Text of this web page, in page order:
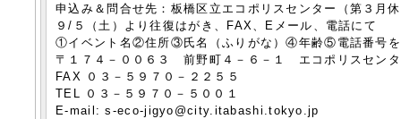
申込み＆問合せ先：板橋区立エコポリスセンター（第３月
９/５（土）より往復はがき、FAX、Eメール、電話にて
①イベント名②住所③氏名（ふりがな）④年齢⑤電話番号を
〒１７４－００６３ 前野町４－６－１ エコポリスセン
FAX ０３－５９７０－２２５５
TEL ０３－５９７０－５００１
E-mail: s-eco-jigyo@city.itabashi.tokyo.jp